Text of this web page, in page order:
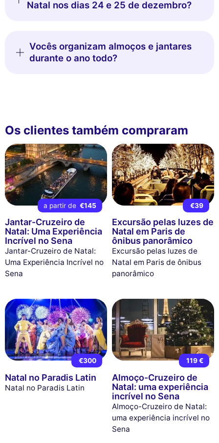
Natal nos dias 24 e 25 de dezembro?
Vocês organizam almoços e jantares
durante o ano todo?
Os clientes também compraram
a partir de €145
Jantar-Cruzeiro de
Natal: Uma Experiência
Incrível no Sena
Jantar-Cruzeiro de Natal:
Uma Experiência Incrível no
Sena
€39
Excursão pelas luzes de
Natal em Paris de
ônibus panorâmico
Excursão pelas luzes de
Natal em Paris de ônibus
panorâmico
€300
Natal no Paradis Latin
Natal no Paradis Latin
119 €
Almoço-Cruzeiro de
Natal: uma experiência
incrível no Sena
Almoço-Cruzeiro de Natal:
uma experiência incrível no
Sena